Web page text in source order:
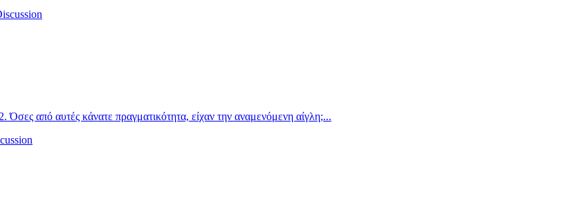
Όσες από αυτές κάνατε πραγματικότητα, είχαν την αναμενόμενη αίγλη;...